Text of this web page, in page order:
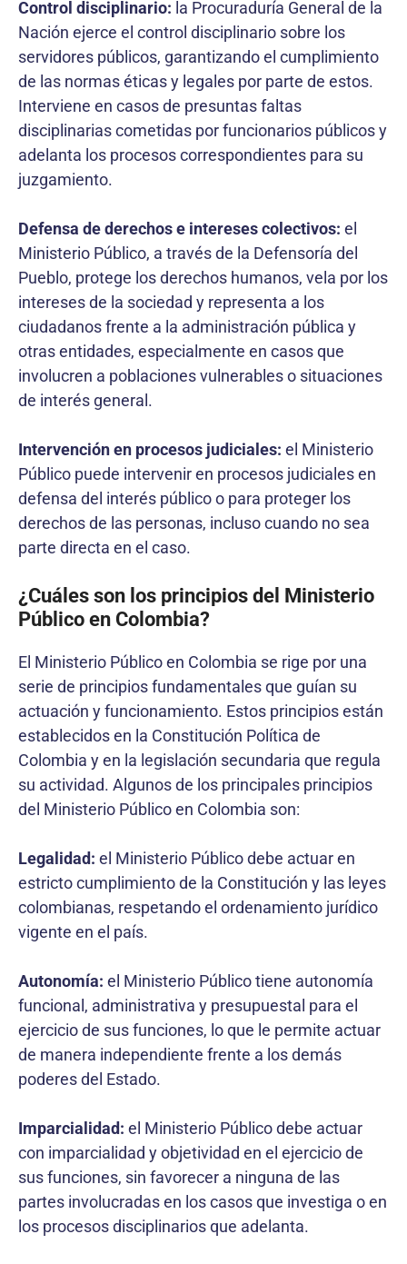
Control disciplinario: la Procuraduría General de la
Nación ejerce el control disciplinario sobre los
servidores públicos, garantizando el cumplimiento
de las normas éticas y legales por parte de estos.
Interviene en casos de presuntas faltas
disciplinarias cometidas por funcionarios públicos y
adelanta los procesos correspondientes para su
juzgamiento.
Defensa de derechos e intereses colectivos: el
Ministerio Público, a través de la Defensoría del
Pueblo, protege los derechos humanos, vela por los
intereses de la sociedad y representa a los
ciudadanos frente a la administración pública y
otras entidades, especialmente en casos que
involucren a poblaciones vulnerables o situaciones
de interés general.
Intervención en procesos judiciales: el Ministerio
Público puede intervenir en procesos judiciales en
defensa del interés público o para proteger los
derechos de las personas, incluso cuando no sea
parte directa en el caso.
¿Cuáles son los principios del Ministerio
Público en Colombia?
El Ministerio Público en Colombia se rige por una
serie de principios fundamentales que guían su
actuación y funcionamiento. Estos principios están
establecidos en la Constitución Política de
Colombia y en la legislación secundaria que regula
su actividad. Algunos de los principales principios
del Ministerio Público en Colombia son:
Legalidad: el Ministerio Público debe actuar en
estricto cumplimiento de la Constitución y las leyes
colombianas, respetando el ordenamiento jurídico
vigente en el país.
Autonomía: el Ministerio Público tiene autonomía
funcional, administrativa y presupuestal para el
ejercicio de sus funciones, lo que le permite actuar
de manera independiente frente a los demás
poderes del Estado.
Imparcialidad: el Ministerio Público debe actuar
con imparcialidad y objetividad en el ejercicio de
sus funciones, sin favorecer a ninguna de las
partes involucradas en los casos que investiga o en
los procesos disciplinarios que adelanta.